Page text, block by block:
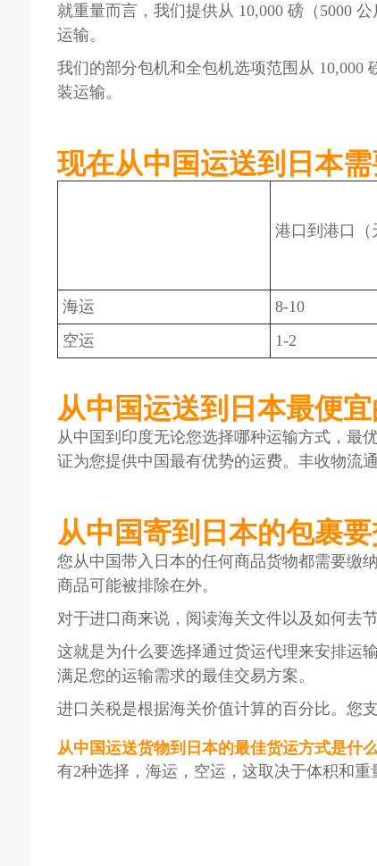
就重量而言，我们提供从 10,000 磅（5000
运输。
我们的部分包机和全包机选项范围从 10,000
装运输。
现在从中国运送到日本
港口到港口（
海运 8-10
空运
1-2
从中国运送到日本最便
从中国到印度无论您选择哪种运输方式，最
证为您提供中国最有优势的运费。丰收物流
从中国寄到日本的包裹要
您从中国带入日本的任何商品货物都需要缴
商品可能被排除在外。
对于进口商来说，阅读海关文件以及如何去
这就是为什么要选择通过货运代理来安排运
满足您的运输需求的最佳交易方案。
进口关税是根据海关价值计算的百分比。您
从中国运送货物到日本的最佳货运方式是什
有2种选择，海运，空运，这取决于体积和